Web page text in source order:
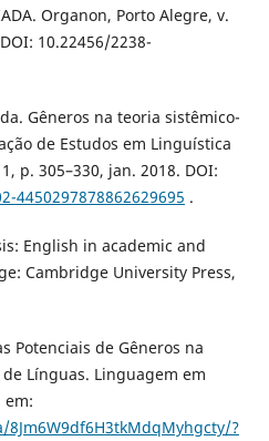
Organon, Porto Alegre, v.
10.22456/2238-
Gêneros na teoria sistêmico-
de Estudos em Linguística
p. 305–330, jan. 2018. DOI:
4450297878862629695 .
English in academic and
Cambridge University Press,
Potenciais de Gêneros na
Línguas. Linguagem em
em:
?